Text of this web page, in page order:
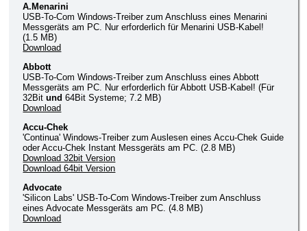
A.Menarini
USB-To-Com Windows-Treiber zum Anschluss eines Menarini
Messgeräts am PC. Nur erforderlich für Menarini USB-Kabel!
(1.5 MB)
Download
Abbott
USB-To-Com Windows-Treiber zum Anschluss eines Abbott
Messgeräts am PC. Nur erforderlich für Abbott USB-Kabel! (Für
32Bitund 64Bit Systeme; 7.2 MB)
Download
Accu-Chek
'Continua' Windows-Treiber zum Auslesen eines Accu-Chek Guide
oder Accu-Chek Instant Messgeräts am PC. (2.8 MB)
Download 32bit Version
Download 64bit Version
Advocate
'Silicon Labs' USB-To-Com Windows-Treiber zum Anschluss
eines Advocate Messgeräts am PC. (4.8 MB)
Download